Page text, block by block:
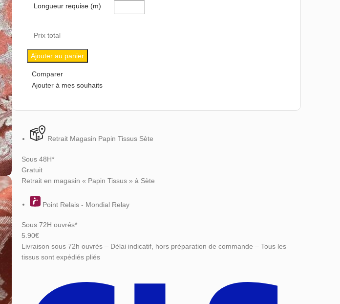
Longueur requise (m)
Prix total
Ajouter au panier
Comparer
Ajouter à mes souhaits
Retrait Magasin Papin Tissus Sète
Sous 48H*
Gratuit
Retrait en magasin « Papin Tissus » à Sète
Point Relais - Mondial Relay
Sous 72H ouvrés*
5.90€
Livraison sous 72h ouvrés – Délai indicatif, hors préparation de commande – Tous les
tissus sont expédiés pliés